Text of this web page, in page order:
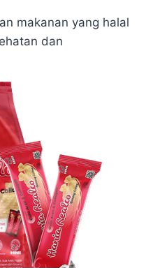
makanan yang halal
dan